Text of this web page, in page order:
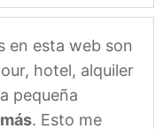
en esta web son
hotel, alquiler
pequeña
. Esto me